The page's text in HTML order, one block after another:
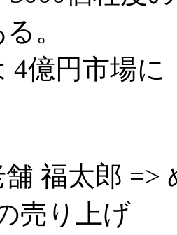
。
4億円市場に
福太郎 =>
売り上げ